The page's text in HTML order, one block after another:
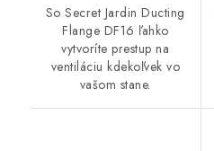
So Secret Jardin Ducting
Flange DF16 ľahko
vytvoríte prestup na
ventiláciu kdekoľvek vo
vašom stane.